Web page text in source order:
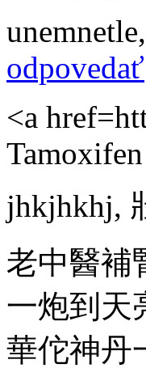
unemnetle,
odpovedať
<a
jhkjhkhj,
老中醫補
一炮到天
華佗神丹